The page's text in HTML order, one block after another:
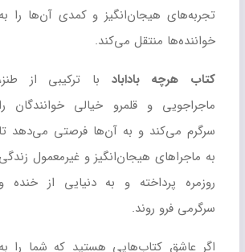
تجربه‌های هیجان‌انگیز و کمدی آن‌ها را به
خواننده‌ها منتقل می‌کند.
کتاب هرچه باداباد
با ترکیبی از طنز،
ماجراجویی و قلمرو خیالی خوانندگان را
سرگرم می‌کند و به آن‌ها فرصتی می‌دهد تا
به ماجراهای هیجان‌انگیز و غیرمعمول زندگی
روزمره پرداخته و به دنیایی از خنده و
سرگرمی فرو روند.
اگر عاشق کتاب‌هایی هستید که شما را به